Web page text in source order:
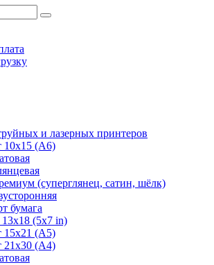
и лазерных принтеров
10х15 (A6)
(суперглянец, сатин, шёлк)
бумага
(5x7 in)
15х21 (A5)
21х30 (А4)